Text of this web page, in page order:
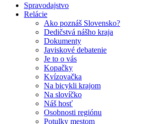
Spravodajstvo
Relácie
Ako poznáš Slovensko?
Dedičstvá nášho kraja
Dokumenty
Javiskové debatenie
Je to o vás
Kopačky
Kvízovačka
Na bicykli krajom
Na slovíčko
Náš hosť
Osobnosti regiónu
Potulky mestom